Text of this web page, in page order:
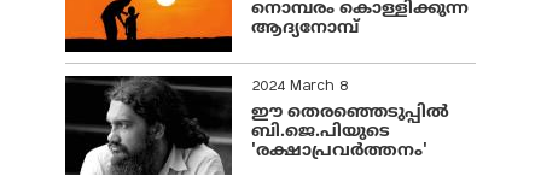
നൊമ്പരം കൊള്ളിക്കുന്ന
ആദ്യനോമ്പ്
2024 March 8
ഈ തെരഞ്ഞെടുപ്പില്‍
ബി.ജെ.പിയുടെ
'രക്ഷാപ്രവര്‍ത്തനം'